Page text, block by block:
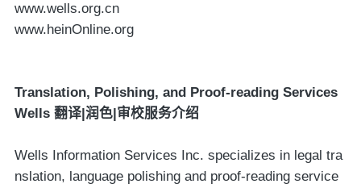
www.wells.org.cn
www.heinOnline.org
Translation, Polishing, and Proof-reading Services
Wells 翻译| 润色| 审校服务介绍
Wells Information Services Inc. specializes in legal tra
nslation, language polishing and proof-reading service